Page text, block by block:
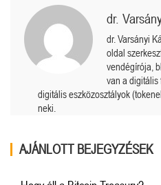
dr.
dr. Varsányi
oldal
vendégírója,
van a digitális
digitális eszközosztályok
neki.
AJÁNLOTT BEJEGYZÉSEK